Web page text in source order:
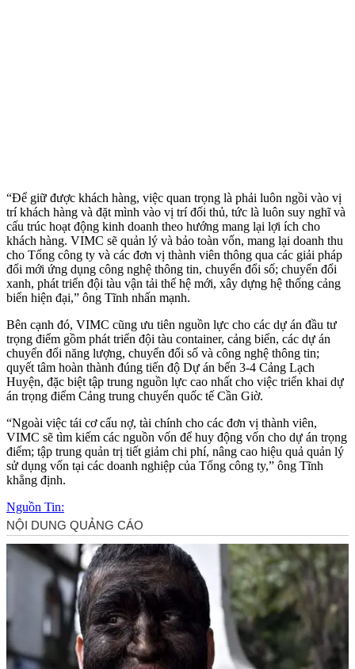
“Để giữ được khách hàng, việc quan trọng là phải luôn ngồi vào vị
trí khách hàng và đặt mình vào vị trí đối thủ, tức là luôn suy nghĩ và
cấu trúc hoạt động kinh doanh theo hướng mang lại lợi ích cho
khách hàng. VIMC sẽ quản lý và bảo toàn vốn, mang lại doanh thu
cho Tổng công ty và các đơn vị thành viên thông qua các giải pháp
đổi mới ứng dụng công nghệ thông tin, chuyển đổi số; chuyển đổi
xanh, phát triển đội tàu vận tải thế hệ mới, xây dựng hệ thống cảng
biển hiện đại,” ông Tĩnh nhấn mạnh.
Bên cạnh đó, VIMC cũng ưu tiên nguồn lực cho các dự án đầu tư
trọng điểm gồm phát triển đội tàu container, cảng biển, các dự án
chuyển đổi năng lượng, chuyển đổi số và công nghệ thông tin;
quyết tâm hoàn thành đúng tiến độ Dự án bến 3-4 Cảng Lạch
Huyện, đặc biệt tập trung nguồn lực cao nhất cho việc triển khai dự
án trọng điểm Cảng trung chuyển quốc tế Cần Giờ.
“Ngoài việc tái cơ cấu nợ, tài chính cho các đơn vị thành viên,
VIMC sẽ tìm kiếm các nguồn vốn để huy động vốn cho dự án trọng
điểm; tập trung quản trị tiết giảm chi phí, nâng cao hiệu quả quản lý
sử dụng vốn tại các doanh nghiệp của Tổng công ty,” ông Tĩnh
khẳng định.
Nguồn Tin: